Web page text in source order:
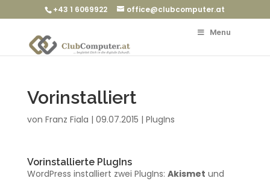
+43 1 6069922 office@clubcomputer.at
Menu
Vorinstalliert
von Franz Fiala | 09.07.2015 | PlugIns
Vorinstallierte PlugIns
WordPress installiert zwei PlugIns: Akismet und